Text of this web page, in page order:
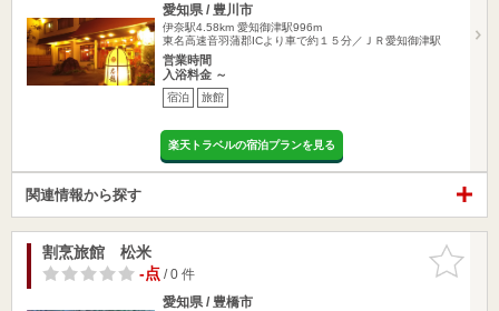
愛知県 / 豊川市
伊奈駅4.58km 愛知御津駅996m
東名高速音羽蒲郡ICより車で約１５分／ＪＲ愛知御津駅
営業時間
入浴料金 ～
宿泊 旅館
楽天トラベルの宿泊プランを見る
関連情報から探す
お気に入
りに追加
割烹旅館 松米
-点/ 0 件
愛知県 / 豊橋市